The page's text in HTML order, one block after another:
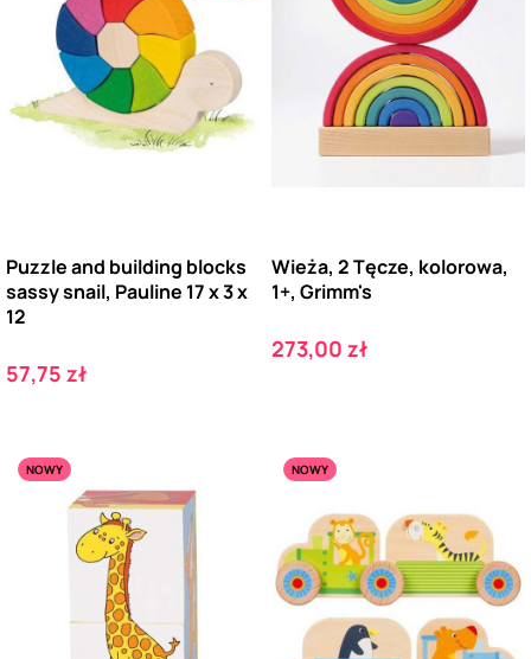
Puzzle and building blocks
sassy snail, Pauline 17 x 3 x
12
Cena
57,75 zł
Wieża, 2 Tęcze, kolorowa,
1+, Grimm's
Cena
273,00 zł
NOWY NOWY